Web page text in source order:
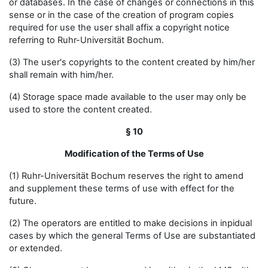
or databases. In the case of changes or connections in this
sense or in the case of the creation of program copies
required for use the user shall affix a copyright notice
referring to Ruhr-Universität Bochum.
(3) The user's copyrights to the content created by him/her
shall remain with him/her.
(4) Storage space made available to the user may only be
used to store the content created.
§ 10
Modification of the Terms of Use
(1) Ruhr-Universität Bochum reserves the right to amend
and supplement these terms of use with effect for the
future.
(2) The operators are entitled to make decisions in inpidual
cases by which the general Terms of Use are substantiated
or extended.